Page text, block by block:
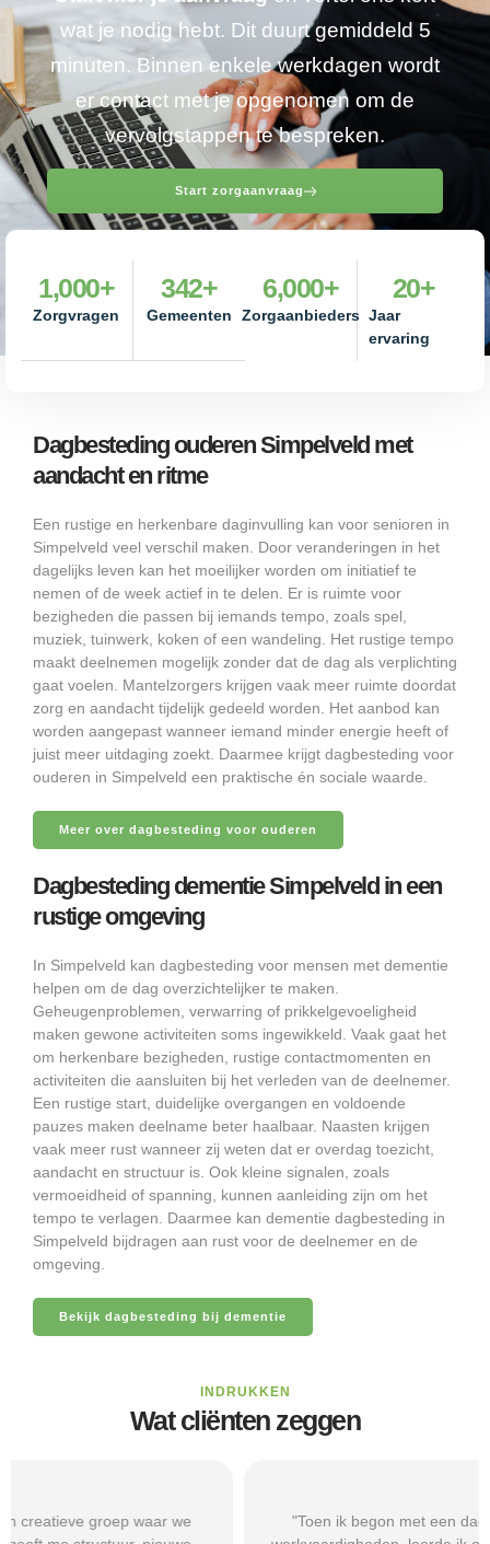
wat je nodig hebt. Dit duurt gemiddeld 5
minuten. Binnen enkele werkdagen wordt
er contact met je opgenomen om de
vervolgstappen te bespreken.
Start zorgaanvraag
Zorgvragen
1,000+
Gemeenten
342+
Zorgaanbieders
6,000+
Jaar
ervaring
20+
Dagbesteding ouderen Simpelveld met
aandacht en ritme
Een rustige en herkenbare daginvulling kan voor senioren in
Simpelveld veel verschil maken. Door veranderingen in het
dagelijks leven kan het moeilijker worden om initiatief te
nemen of de week actief in te delen. Er is ruimte voor
bezigheden die passen bij iemands tempo, zoals spel,
muziek, tuinwerk, koken of een wandeling. Het rustige tempo
maakt deelnemen mogelijk zonder dat de dag als verplichting
gaat voelen. Mantelzorgers krijgen vaak meer ruimte doordat
zorg en aandacht tijdelijk gedeeld worden. Het aanbod kan
worden aangepast wanneer iemand minder energie heeft of
juist meer uitdaging zoekt. Daarmee krijgt dagbesteding voor
ouderen in Simpelveld een praktische én sociale waarde.
Meer over dagbesteding voor ouderen
Dagbesteding dementie Simpelveld in een
rustige omgeving
In Simpelveld kan dagbesteding voor mensen met dementie
helpen om de dag overzichtelijker te maken.
Geheugenproblemen, verwarring of prikkelgevoeligheid
maken gewone activiteiten soms ingewikkeld. Vaak gaat het
om herkenbare bezigheden, rustige contactmomenten en
activiteiten die aansluiten bij het verleden van de deelnemer.
Een rustige start, duidelijke overgangen en voldoende
pauzes maken deelname beter haalbaar. Naasten krijgen
vaak meer rust wanneer zij weten dat er overdag toezicht,
aandacht en structuur is. Ook kleine signalen, zoals
vermoeidheid of spanning, kunnen aanleiding zijn om het
tempo te verlagen. Daarmee kan dementie dagbesteding in
Simpelveld bijdragen aan rust voor de deelnemer en de
omgeving.
Bekijk dagbesteding bij dementie
INDRUKKEN
Wat cliënten zeggen
"Toen ik begon met een dagbestedingsplek gericht op